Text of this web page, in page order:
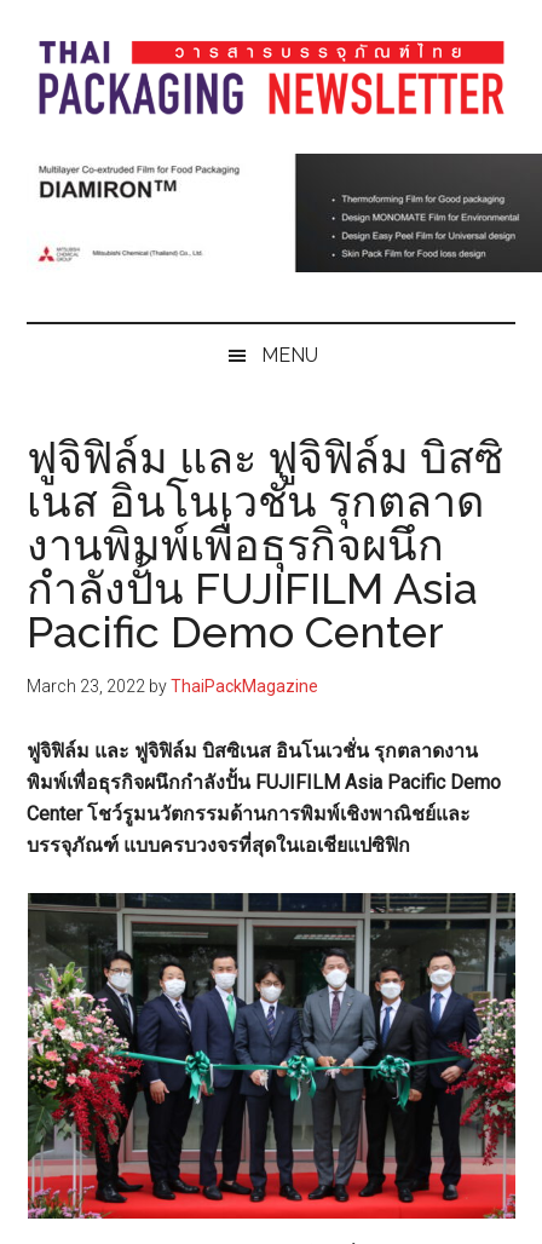
main
content
secondary
menu
primary
sidebar
footer
Thai
Pack
Magazine
Pack
MENU
ฟูจิฟิล์ม และ ฟูจิฟิล์ม บิสซิ
เนส อินโนเวชั่น รุกตลาด
งานพิมพ์เพื่อธุรกิจผนึก
กำลังปั้น FUJIFILM Asia
Pacific Demo Center
March 23, 2022 byThaiPackMagazine
ฟูจิฟิล์ม และ ฟูจิฟิล์ม บิสซิเนส อินโนเวชั่น รุกตลาดงาน
พิมพ์เพื่อธุรกิจผนึกกำลังปั้น FUJIFILM Asia Pacific Demo
Center โชว์รูมนวัตกรรมด้านการพิมพ์เชิงพาณิชย์และ
บรรจุภัณฑ์ แบบครบวงจรที่สุดในเอเชียแปซิฟิก